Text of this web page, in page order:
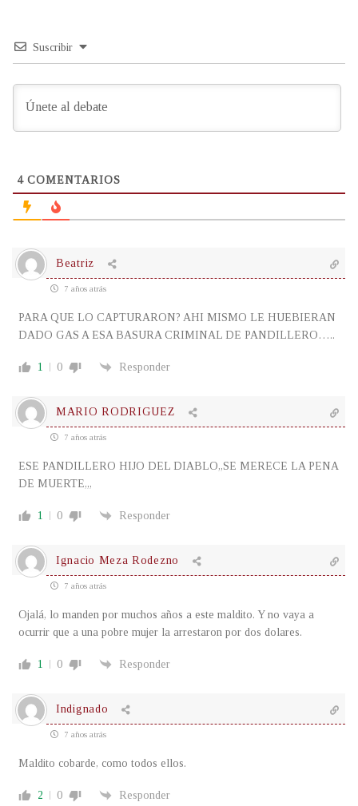
Suscribir
4COMENTARIOS
Beatriz
7 años atrás
PARA QUE LO CAPTURARON? AHI MISMO LE HUEBIERAN
DADO GAS A ESA BASURA CRIMINAL DE PANDILLERO…..
1 0 Responder
MARIO RODRIGUEZ
7 años atrás
ESE PANDILLERO HIJO DEL DIABLO,,SE MERECE LA PENA
DE MUERTE,,,
1 0 Responder
Ignacio Meza Rodezno
7 años atrás
Ojalá, lo manden por muchos años a este maldito. Y no vaya a
ocurrir que a una pobre mujer la arrestaron por dos dolares.
1 0 Responder
Indignado
7 años atrás
Maldito cobarde, como todos ellos.
2 0 Responder